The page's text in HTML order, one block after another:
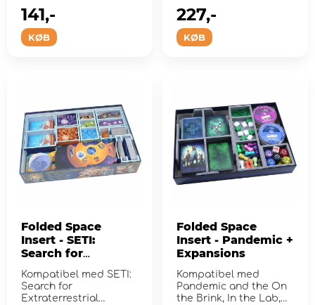
KØB
141,-
KØB
227,-
Folded Space
Insert - SETI:
Search for
Extraterrestrial
Intelligence
Kompatibel med SETI:
Search for
Extraterrestrial
Folded Space
Insert - Pandemic +
Expansions
Kompatibel med
Pandemic and the On
the Brink, In the Lab,